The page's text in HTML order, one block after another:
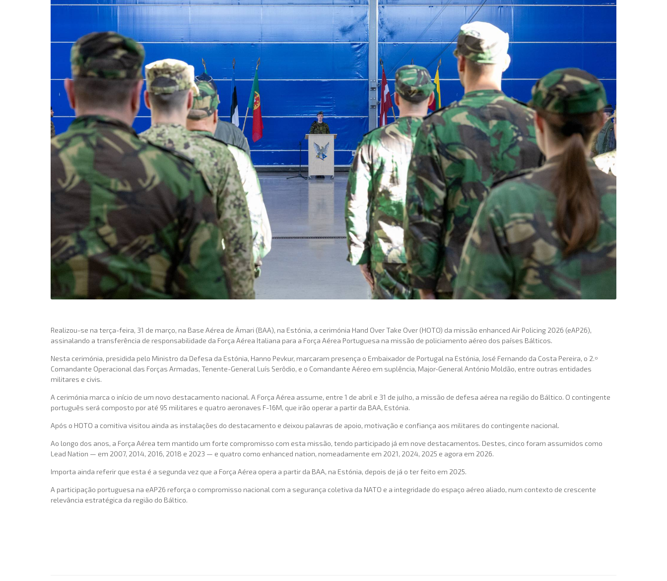
Realizou-se na terça-feira, 31 de março, na Base Aérea de Ämari (BAA), na Estónia, a cerimónia Hand Over Take Over (HOTO) da missão enhanced Air Policing 2026 (eAP26),
assinalando a transferência de responsabilidade da Força Aérea Italiana para a Força Aérea Portuguesa na missão de policiamento aéreo dos países Bálticos.
Nesta cerimónia, presidida pelo Ministro da Defesa da Estónia, Hanno Pevkur, marcaram presença o Embaixador de Portugal na Estónia, José Fernando da Costa Pereira, o 2.º
Comandante Operacional das Forças Armadas, Tenente-General Luís Serôdio, e o Comandante Aéreo em suplência, Major-General António Moldão, entre outras entidades
militares e civis.
A cerimónia marca o início de um novo destacamento nacional. A Força Aérea assume, entre 1 de abril e 31 de julho, a missão de defesa aérea na região do Báltico. O contingente
português será composto por até 95 militares e quatro aeronaves F-16M, que irão operar a partir da BAA, Estónia.
Após o HOTO a comitiva visitou ainda as instalações do destacamento e deixou palavras de apoio, motivação e confiança aos militares do contingente nacional.
Ao longo dos anos, a Força Aérea tem mantido um forte compromisso com esta missão, tendo participado já em nove destacamentos. Destes, cinco foram assumidos como
Lead Nation — em 2007, 2014, 2016, 2018 e 2023 — e quatro como enhanced nation, nomeadamente em 2021, 2024, 2025 e agora em 2026.
Importa ainda referir que esta é a segunda vez que a Força Aérea opera a partir da BAA, na Estónia, depois de já o ter feito em 2025.
A participação portuguesa na eAP26 reforça o compromisso nacional com a segurança coletiva da NATO e a integridade do espaço aéreo aliado, num contexto de crescente
relevância estratégica da região do Báltico.